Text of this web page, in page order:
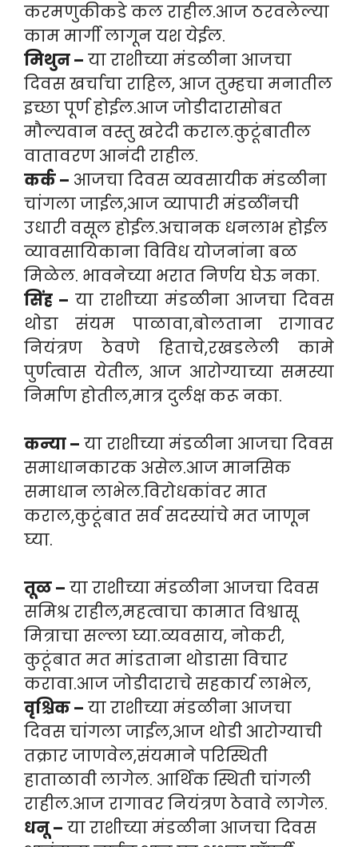
करमणुकीकडे कल राहील.आज ठरवलेल्या
काम मार्गी लागून यश येईल.
मिथुन – या राशीच्या मंडळीना आजचा
दिवस खर्चाचा राहिल, आज तुम्हचा मनातील
इच्छा पूर्ण होईल.आज जोडीदारासोबत
मौल्यवान वस्तु खरेदी कराल.कुटूंबातील
वातावरण आनंदी राहील.
कर्क – आजचा दिवस व्यवसायीक मंडळीना
चांगला जाईल,आज व्यापारी मंडळींनची
उधारी वसूल होईल.अचानक धनलाभ होईल
व्यावसायिकाना विविध योजनांना बळ
मिळेल. भावनेच्या भरात निर्णय घेऊ नका.
सिंह – या राशीच्या मंडळीना आजचा दिवस
थोडा संयम पाळावा,बोलताना रागावर
नियंत्रण ठेवणे हिताचे,रखडलेली कामे
पुर्णत्वास येतील, आज आरोग्याच्या समस्या
निर्माण होतील,मात्र दुर्लक्ष करू नका.
कन्या – या राशीच्या मंडळीना आजचा दिवस
समाधानकारक असेल.आज मानसिक
समाधान लाभेल.विरोधकांवर मात
कराल,कुटूंबात सर्व सदस्यांचे मत जाणून
घ्या.
तूळ – या राशीच्या मंडळीना आजचा दिवस
समिश्र राहील,महत्वाचा कामात विश्वासू
मित्राचा सल्ला घ्या.व्यवसाय, नोकरी,
कुटूंबात मत मांडताना थोडासा विचार
करावा.आज जोडीदाराचे सहकार्य लाभेल,
वृश्चिक – या राशीच्या मंडळीना आजचा
दिवस चांगला जाईल,आज थोडी आरोग्याची
तक्रार जाणवेल,संयमाने परिस्थिती
हाताळावी लागेल. आर्थिक स्थिती चांगली
राहील.आज रागावर नियंत्रण ठेवावे लागेल.
धनू – या राशीच्या मंडळीना आजचा दिवस